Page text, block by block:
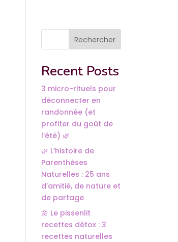
Rechercher
Recent Posts
3 micro-rituels pour
déconnecter en
randonnée (et
profiter du goût de
l’été) 🌿
🌿 L’histoire de
Parenthèses
Naturelles : 25 ans
d’amitié, de nature et
de partage
🌼 Le pissenlit
recettes détox : 3
recettes naturelles